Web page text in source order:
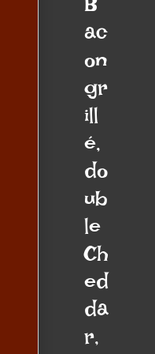
B
ac
on
gr
ill
é,
do
ub
le
Ch
ed
da
r,